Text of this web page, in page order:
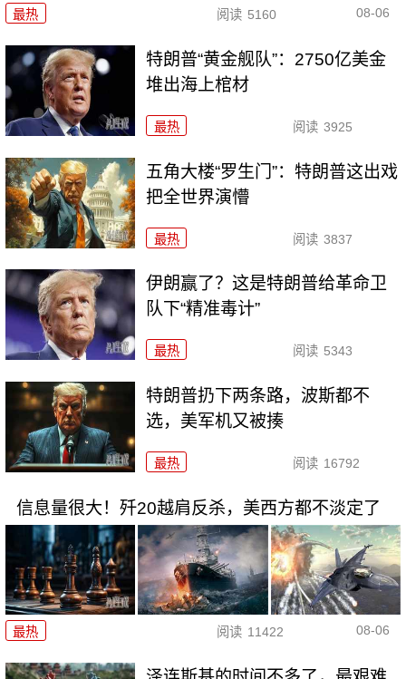
最热 阅读 5160 08-06
特朗普“黄金舰队”：2750亿美金
堆出海上棺材
最热 阅读 3925
五角大楼“罗生门”：特朗普这出戏
把全世界演懵
最热 阅读 3837
伊朗赢了？这是特朗普给革命卫
队下“精准毒计”
最热 阅读 5343
特朗普扔下两条路，波斯都不
选，美军机又被揍
最热 阅读 16792
信息量很大！歼20越肩反杀，美西方都不淡定了
最热 阅读 11422 08-06